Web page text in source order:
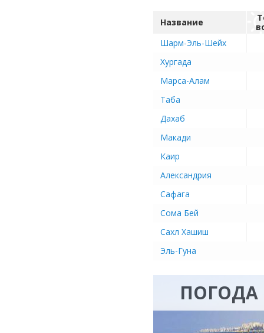
Название
Шарм-Эль-Шейх
Хургада
Марса-Алам
Таба
Дахаб
Макади
Каир
Александрия
Сафага
Сома Бей
Сахл Хашиш
Эль-Гуна
ПОГОДА